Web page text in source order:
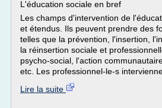
L'éducation sociale en bref
Les champs d'intervention de
et étendus. Ils peuvent prendre des
telles que la prévention, l'insertion,
la réinsertion sociale et
psycho-social, l'action
etc. Les professionnel-le-s
Lire la suite